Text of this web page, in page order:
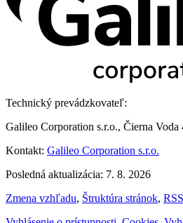
Technický prevádzkovateľ:
Galileo Corporation s.r.o., Čierna Voda
Kontakt: Galileo Corporation s.r.o.
Posledná aktualizácia: 7. 8. 2026
Zmena vzhľadu, Štruktúra stránok, RSS